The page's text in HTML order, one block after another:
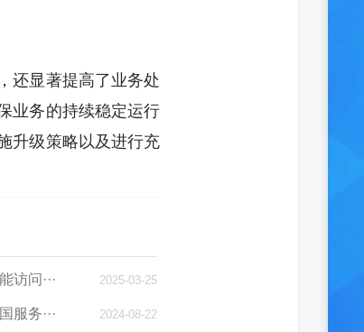
还显著提高了业务处
业务的持续稳定运行
升级策略以及进行充
访问··· 2025-03-25
服务··· 2024-08-22